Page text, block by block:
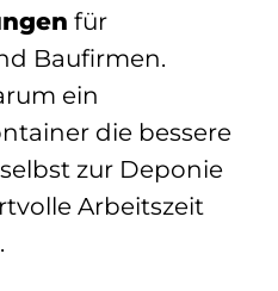
für
Baufirmen.
ein
die bessere
zur Deponie
Arbeitszeit